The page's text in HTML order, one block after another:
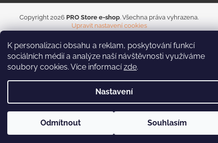
K personalizaci obsahu a reklam, poskytování funkcí
sociálních médií a analýze naší návštěvnosti využíváme
soubory cookies. Více informacízde.
Nastavení
Odmítnout Souhlasím
Copyright 2026 PRO Store e-shop. Všechna práva vyhrazena.
Upravit nastavení cookies